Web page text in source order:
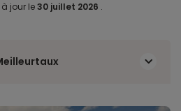
à jour le30 juillet 2026 .